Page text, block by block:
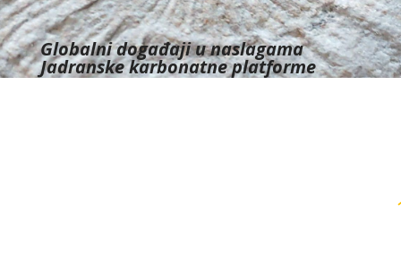
Globalni događaji u naslagama
Jadranske karbonatne platforme